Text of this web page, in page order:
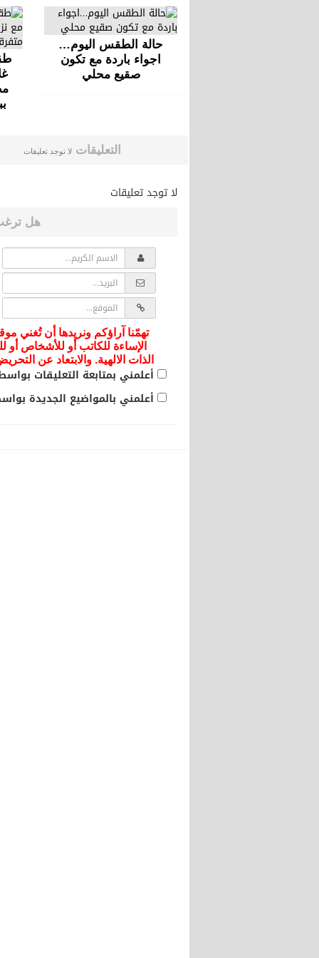
حالة الطقس اليوم…
اجواء باردة مع تكون
صقيع محلي
التعليقات لا توجد تعليقات
لا توجد تعليقات
هل
تهمّنا آراؤكم ونريدها أن تُغني
الإساءة للكاتب أو للأشخاص أو
الذات الالهية. والابتعاد عن
أعلمني بمتابعة التعليقات
أعلمني بالمواضيع الجديدة